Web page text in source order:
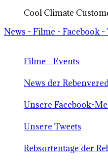
Cool Climate
News - Filme - Facebook
Filme - Events
News der
Unsere Facebook-
Unsere Tweets
Rebsortentage der